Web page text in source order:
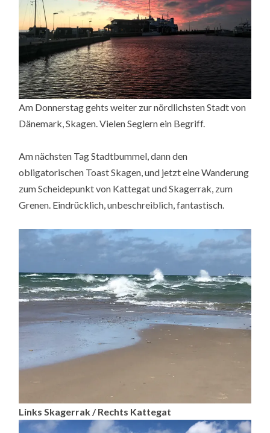
Am Donnerstag gehts weiter zur nördlichsten Stadt von
Dänemark, Skagen. Vielen Seglern ein Begriff.
Am nächsten Tag Stadtbummel, dann den
obligatorischen Toast Skagen, und jetzt eine Wanderung
zum Scheidepunkt von Kattegat und Skagerrak, zum
Grenen. Eindrücklich, unbeschreiblich, fantastisch.
Links Skagerrak / Rechts Kattegat